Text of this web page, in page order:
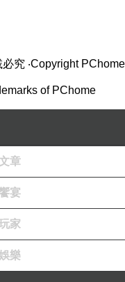
必究 ‧Copyright PChome
of PChome
章
宴
家
樂